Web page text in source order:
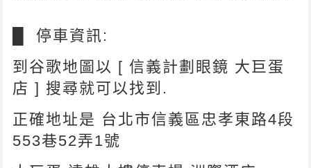
█ 停車資訊:
到谷歌地圖以 [ 信義計劃眼鏡 大巨蛋
店 ] 搜尋就可以找到.
正確地址是 台北市信義區忠孝東路4段
553巷52弄1號